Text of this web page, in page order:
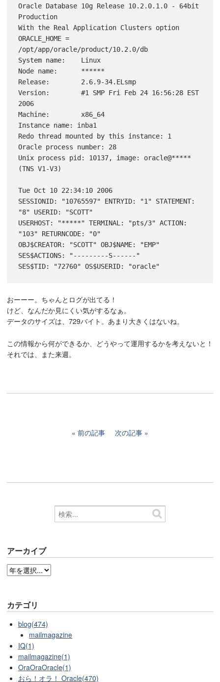
Oracle Database 10g Release 10.2.0.1.0 - 64bit
Production
With the Real Application Clusters option
ORACLE_HOME =
/opt/app/oracle/product/10.2.0/db
System name:    Linux
Node name:      ******
Release:        2.6.9-34.ELsmp
Version:        #1 SMP Fri Feb 24 16:56:28 EST
2006
Machine:        x86_64
Instance name: inba1
Redo thread mounted by this instance: 1
Oracle process number: 28
Unix process pid: 10137, image: oracle@*****
(TNS V1-V3)
Tue Oct 10 22:34:10 2006
SESSIONID: "10765597" ENTRYID: "1" STATEMENT:
"8" USERID: "SCOTT"
USERHOST: "*****" TERMINAL: "pts/3" ACTION:
"103" RETURNCODE: "0"
OBJ$CREATOR: "SCOTT" OBJ$NAME: "EMP"
SES$ACTIONS: "---------S------"
おーーー。ちゃんとログが出てる！
けど、なんだか見にくい気がするなぁ。
データのサイズは、729バイト。あまり大きくはないね。
この情報から何ができるか、どうやって運用するかを考えないと！
それでは、また来週。
前の記事 次の記事
アーカイブ
カテゴリ
blog(474)
mailmagazine
IQ(1)
mailmagazine(1)
OraOraOracle(1)
おら！オラ！ Oracle(470)